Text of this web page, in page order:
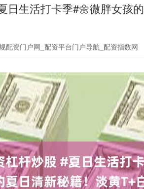
日生活打卡季#🌼微胖女孩
配资门户网_配资平台门户导航_配资指数网